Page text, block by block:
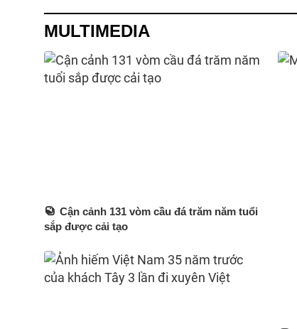
MULTIMEDIA
Cận cảnh 131 vòm cầu đá trăm năm tuổi
sắp được cải tạo